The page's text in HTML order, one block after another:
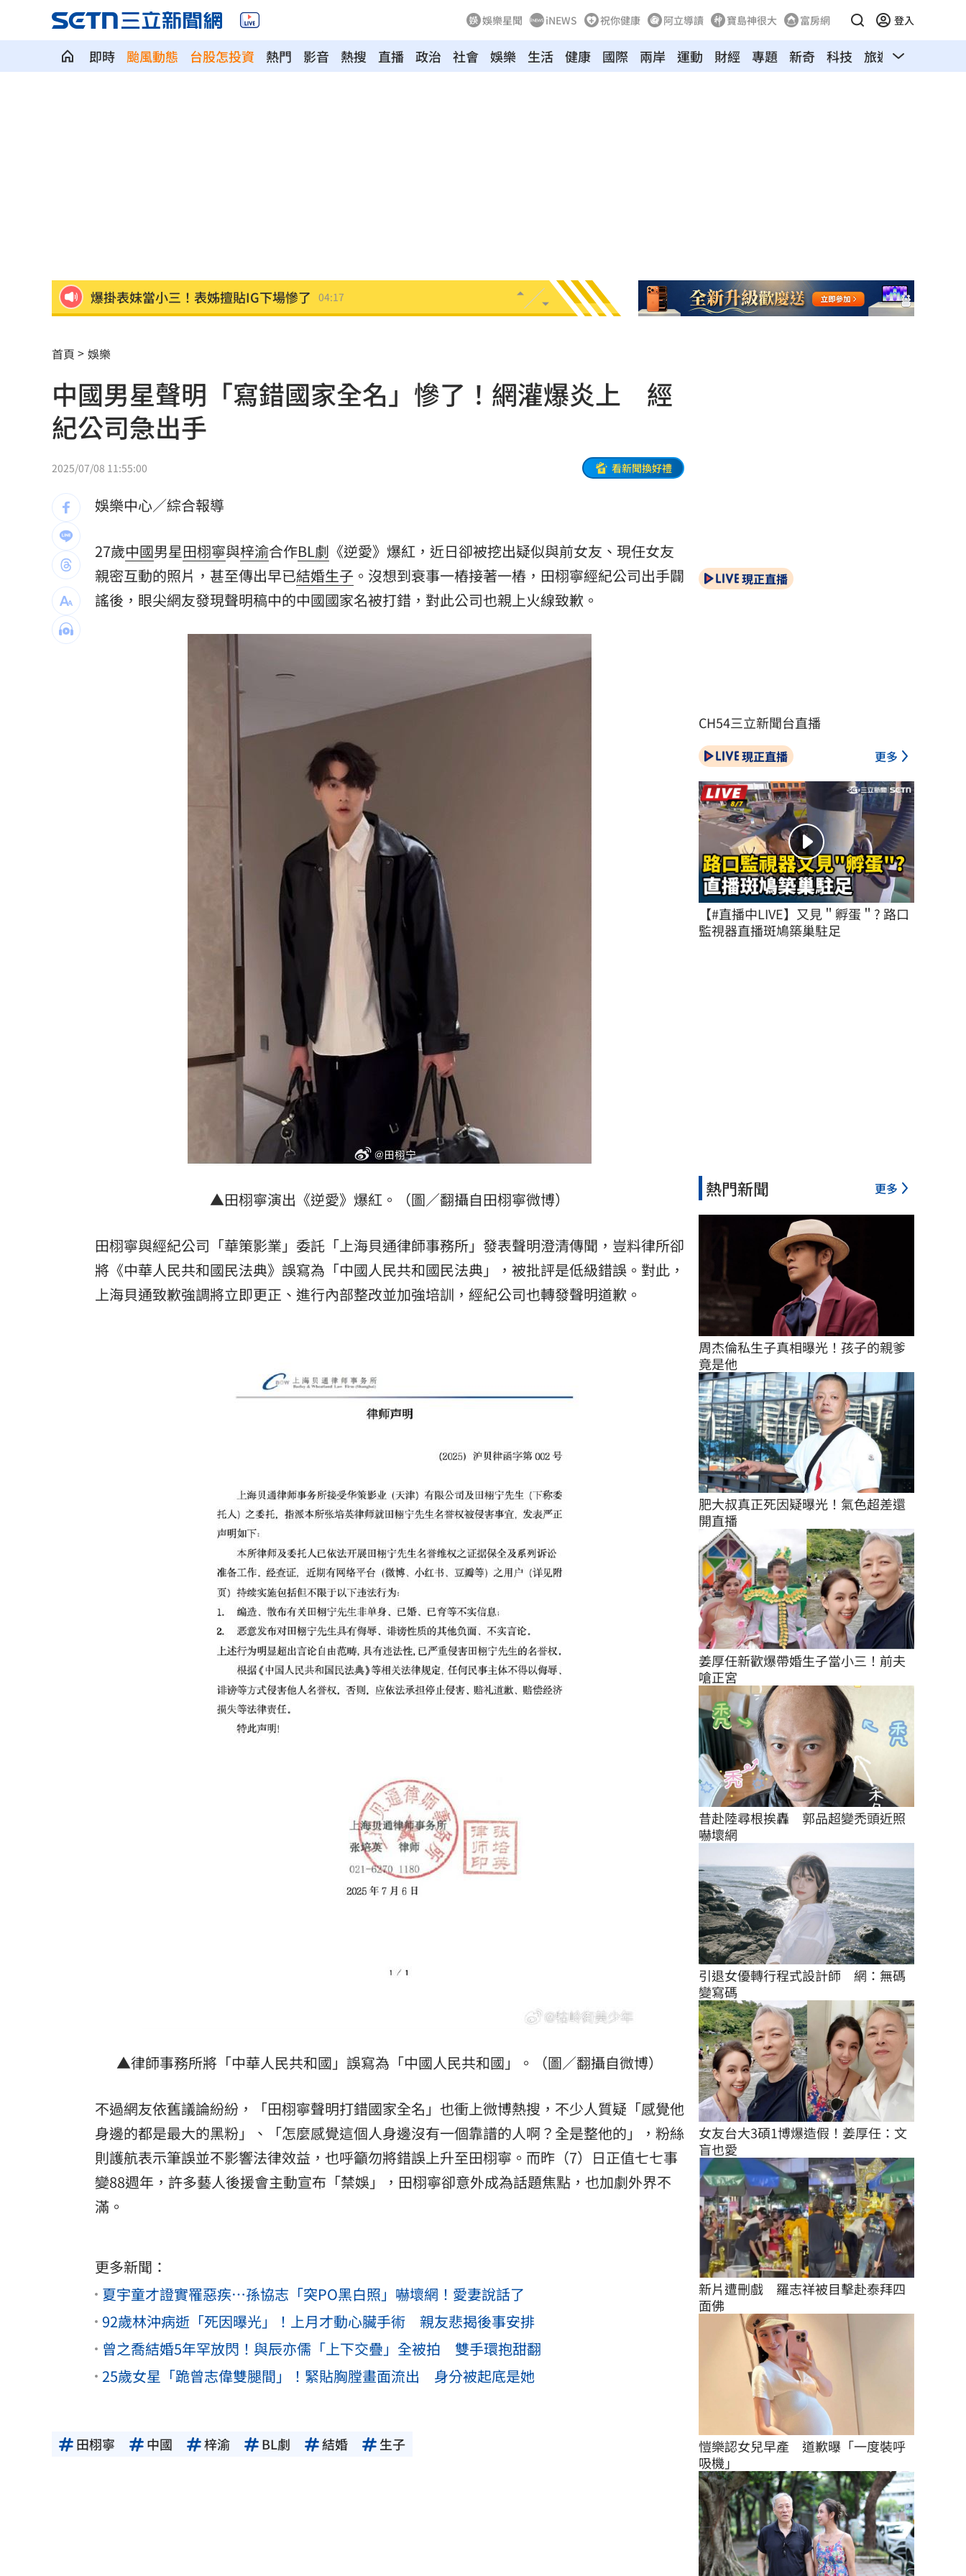
娛樂星聞 iNEWS 祝你健康 阿立導讀 寶島神很大 富房網 登入
即時 颱風動態 台股怎投資 熱門 影音 熱搜 直播 政治 社會 娛樂 生活 健康 國際 兩岸 運動 財經 專題 新奇 科技 旅遊 汽車
爆掛表妹當小三！表姊擅貼IG下場慘了 04:17
華許9月升息？ING：匯市在他與戰爭間拉鋸
老後離婚財產怎麼分？ 丈夫退休金拒分 03:08
「這餐飲集團」擺脫陰霾！上半年營收創高
賓士S500擋浩劫！車主這話暖哭全網
台股暴跌誰最能扛 高含金這幾檔繳正報酬
宏福苑大火調查出爐！菸頭引燃施工雜物 01:17
定投10年翻逾5倍 這檔吸引存股族卡位！ 01:03
慈濟遭詐10.6億元！全款拿回解方曝
稱龍蝦咬完就吐 爆李世宗要信徒喝精油
樂天女孩淚揭往事 愛意表達障礙遭重擊
15:27
商場戰國來臨 台中「頂奢大道」逐漸成形 12:00
台彩父親節推新刮刮樂千萬頭獎超「爸」氣 12:00
「拍片人的多重宇宙」職涯論壇9/12登場！ 10:30
8國球員齊聚高雄 Formosa 7s掀足球熱潮 10:00
理想混蛋號召粉絲跨海追星吃美食！ 18:15
首頁 娛樂
中國男星聲明「寫錯國家全名」慘了！網灌爆炎上 經
紀公司急出手
2025/07/08 11:55:00 看新聞換好禮
娛樂中心／綜合報導
27歲中國男星田栩寧與梓渝合作BL劇 《逆愛》爆紅，近日卻被挖出疑似與前女友、現任女友
親密互動的照片，甚至傳出早已結婚生子 。沒想到衰事一樁接著一樁，田栩寧經紀公司出手闢
謠後，眼尖網友發現聲明稿中的中國國家名被打錯，對此公司也親上火線致歉。
▲田栩寧演出《逆愛》爆紅。（圖／翻攝自田栩寧微博）
田栩寧與經紀公司「華策影業」委託「上海貝通律師事務所」發表聲明澄清傳聞，豈料律所卻
將《中華人民共和國民法典》誤寫為「中國人民共和國民法典」，被批評是低級錯誤。對此，
上海貝通致歉強調將立即更正、進行內部整改並加強培訓，經紀公司也轉發聲明道歉。
▲律師事務所將「中華人民共和國」誤寫為「中國人民共和國」。（圖／翻攝自微博）
不過網友依舊議論紛紛，「田栩寧聲明打錯國家全名」也衝上微博熱搜，不少人質疑「感覺他
身邊的都是最大的黑粉」、「怎麼感覺這個人身邊沒有一個靠譜的人啊？全是整他的」，粉絲
則護航表示筆誤並不影響法律效益，也呼籲勿將錯誤上升至田栩寧。而昨（7）日正值七七事
變88週年，許多藝人後援會主動宣布「禁娛」，田栩寧卻意外成為話題焦點，也加劇外界不
滿。
更多新聞：
夏宇童才證實罹惡疾…孫協志「突PO黑白照」嚇壞網！愛妻說話了
92歲林沖病逝「死因曝光」！上月才動心臟手術 親友悲揭後事安排
曾之喬結婚5年罕放閃！與辰亦儒「上下交疊」全被拍 雙手環抱甜翻
25歲女星「跪曾志偉雙腿間」！緊貼胸膛畫面流出 身分被起底是她
田栩寧 中國 梓渝 BL劇 結婚 生子
現正直播
CH54三立新聞台直播
現正直播 更多
【#直播中LIVE】又見＂孵蛋＂? 路口
監視器直播斑鳩築巢駐足
熱門新聞 更多
周杰倫私生子真相曝光！孩子的親爹
竟是他
肥大叔真正死因疑曝光！氣色超差還
開直播
姜厚任新歡爆帶婚生子當小三！前夫
嗆正宮
昔赴陸尋根挨轟　郭品超變禿頭近照
嚇壞網
引退女優轉行程式設計師　網：無碼
變寫碼
女友台大3碩1博爆造假！姜厚任：文
盲也愛
新片遭刪戲　羅志祥被目擊赴泰拜四
面佛
愷樂認女兒早產　道歉曝「一度裝呼
吸機」